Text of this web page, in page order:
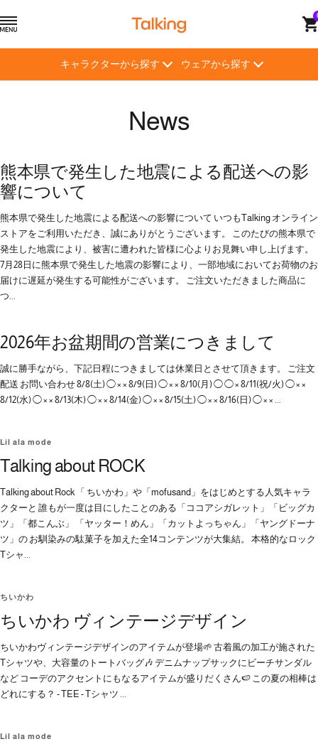
ン
プ
ナ
ト
キャラクターから探す ウェアから探す
News
熊本県で発生した地震による配送への影
響について
熊本県で発生した地震による配送への影響について いつもTalking オンライン
ストアをご利用いただき、誠にありがとうございます。 このたびの熊本県で
発生した地震により、被害に遭われた皆様に心よりお見舞い申し上げます。
7月28日に熊本県で発生した地震の影響により、一部地域においてお荷物のお
届けに遅延が発生する可能性がございます。 ご注文いただきました商品に
つ...
2026年お盆期間の営業につきまして
誠に勝手ながら、下記日程につきましては休業日とさせて頂きます。 ご注文
配送 お問い合わせ 8/8(土) ◯ × × 8/9(日) ◯ × × 8/10(月) ◯ ◯ × 8/11(祝/火) ◯ × ×
8/12(水) ◯ × × 8/13(木) ◯ × × 8/14(金) ◯ × × 8/15(土) ◯ × × 8/16(日) ◯ × × ...
Lil ala mode
Talking about ROCK
Talking about Rock 「 ちいかわ」や「mofusand」をはじめとする人気キャラ
クターと 誰もが一度は目にしたことのある「ココアシガレット」「ビッグカ
ツ」「都こんぶ」 「ヤッター！めん」「カットよっちゃん」「ヤングドーナ
ツ」の お馴染みの駄菓子を加えた全14コンテンツが大集結。 本格的なロック
Tシャ...
ちいかわ
ちいかわ ヴィンテージデザイン
ちいかわヴィンテージデザインのアイテムが登場🌱 古着風の加工が施された
Tシャツや、大容量のトートバッグ🎶 デニムナップサックにビーチサンダル
など コーデのアクセントにもなるアイテムが盛りだくさん🍉 この夏の相棒は
どれにする？ - TEE - Tシャツ ...
Lil ala mode